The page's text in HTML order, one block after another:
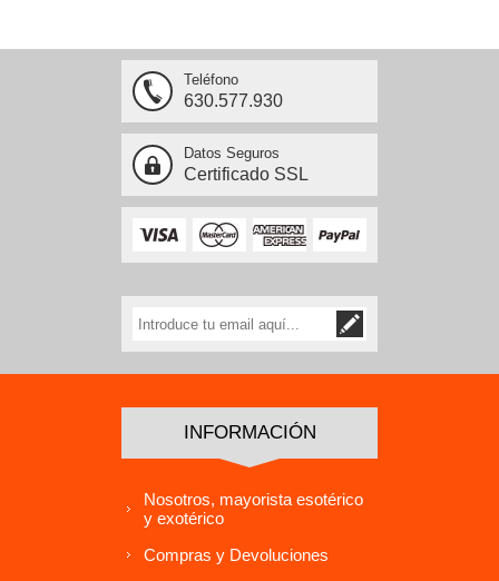
Teléfono
630.577.930
Datos Seguros
Certificado SSL
INFORMACIÓN
Nosotros, mayorista esotérico
y exotérico
Compras y Devoluciones